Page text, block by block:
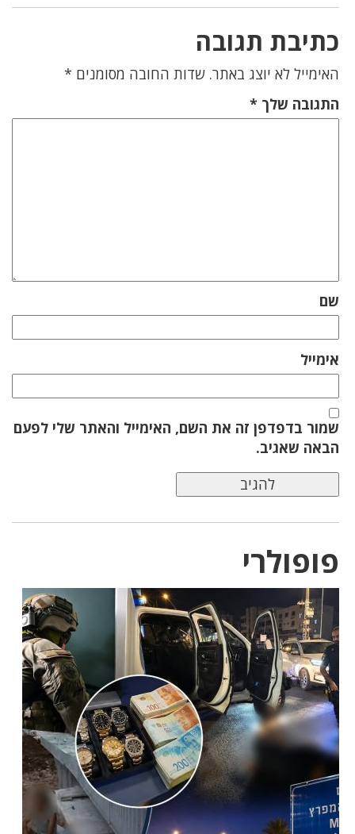
כתיבת תגובה
האימייל לא יוצג באתר. שדות החובה מסומנים *
התגובה שלך *
שם
אימייל
שמור בדפדפן זה את השם, האימייל והאתר שלי לפעם
הבאה שאגיב.
פופולרי